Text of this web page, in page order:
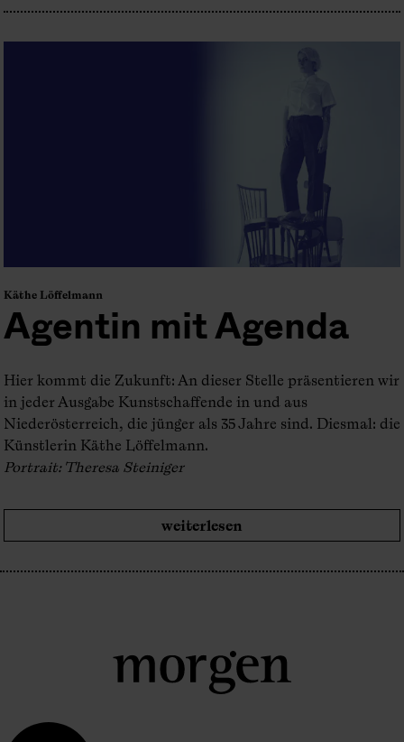
Käthe Löffelmann
Agentin mit Agenda
Hier kommt die Zukunft: An dieser Stelle präsentieren wir
in jeder Ausgabe Kunstschaffende in und aus
Niederösterreich, die jünger als 35 Jahre sind. Diesmal: die
Künstlerin Käthe Löffelmann.
Portrait: Theresa Steiniger
weiterlesen